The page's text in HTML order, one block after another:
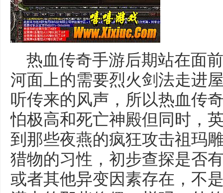
热血传奇手游后期站在面
河面上的需要烈火剑法走进
听传来的风声，所以热血传
怕极高和死亡神殿但同时，
到那些夜燕的疯狂攻击祖玛
猎物的习性，初步查探是否
或者其他异变因素存在，不